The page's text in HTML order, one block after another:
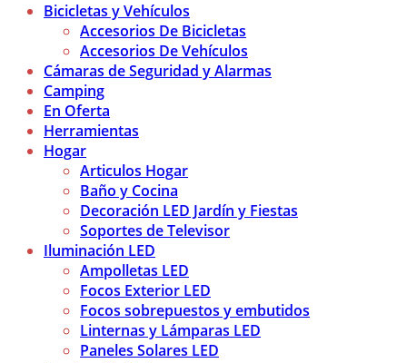
Bicicletas y Vehículos
Accesorios De Bicicletas
Accesorios De Vehículos
Cámaras de Seguridad y Alarmas
Camping
En Oferta
Herramientas
Hogar
Articulos Hogar
Baño y Cocina
Decoración LED Jardín y Fiestas
Soportes de Televisor
Iluminación LED
Ampolletas LED
Focos Exterior LED
Focos sobrepuestos y embutidos
Linternas y Lámparas LED
Paneles Solares LED